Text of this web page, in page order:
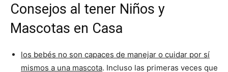
de
Cachorros
Consejos al tener Niños y
Mascotas en Casa
los bebés no son capaces de manejar o cuidar por sí
mismos a una mascota. Incluso las primeras veces que